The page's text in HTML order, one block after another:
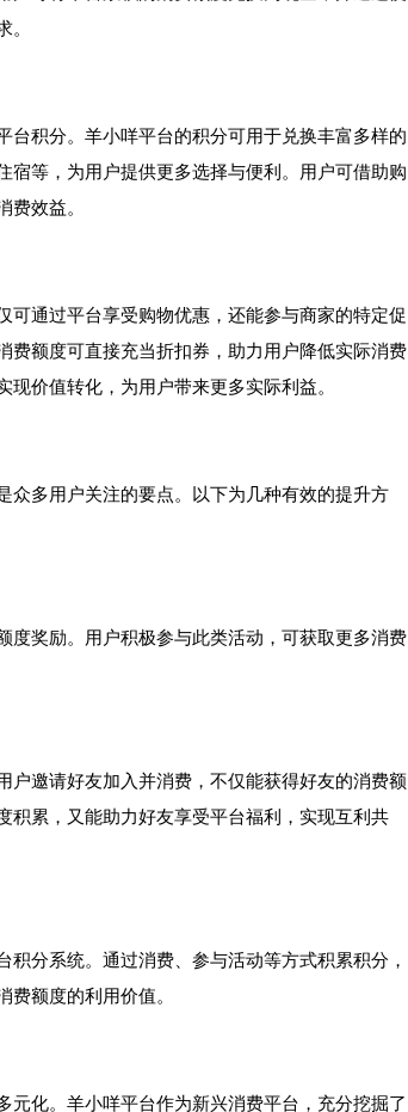
。
台积分。羊小咩平台的积分可用于兑换丰富多样的
宿等，为用户提供更多选择与便利。用户可借助购
费效益。
可通过平台享受购物优惠，还能参与商家的特定促
费额度可直接充当折扣券，助力用户降低实际消费
价值转化，为用户带来更多实际利益。
众多用户关注的要点。以下为几种有效的提升方
度奖励。用户积极参与此类活动，可获取更多消费
户邀请好友加入并消费，不仅能获得好友的消费额
积累，又能助力好友享受平台福利，实现互利共
分系统。通过消费、参与活动等方式积累积分，
额度的利用价值。
元化。羊小咩平台作为新兴消费平台，充分挖掘了